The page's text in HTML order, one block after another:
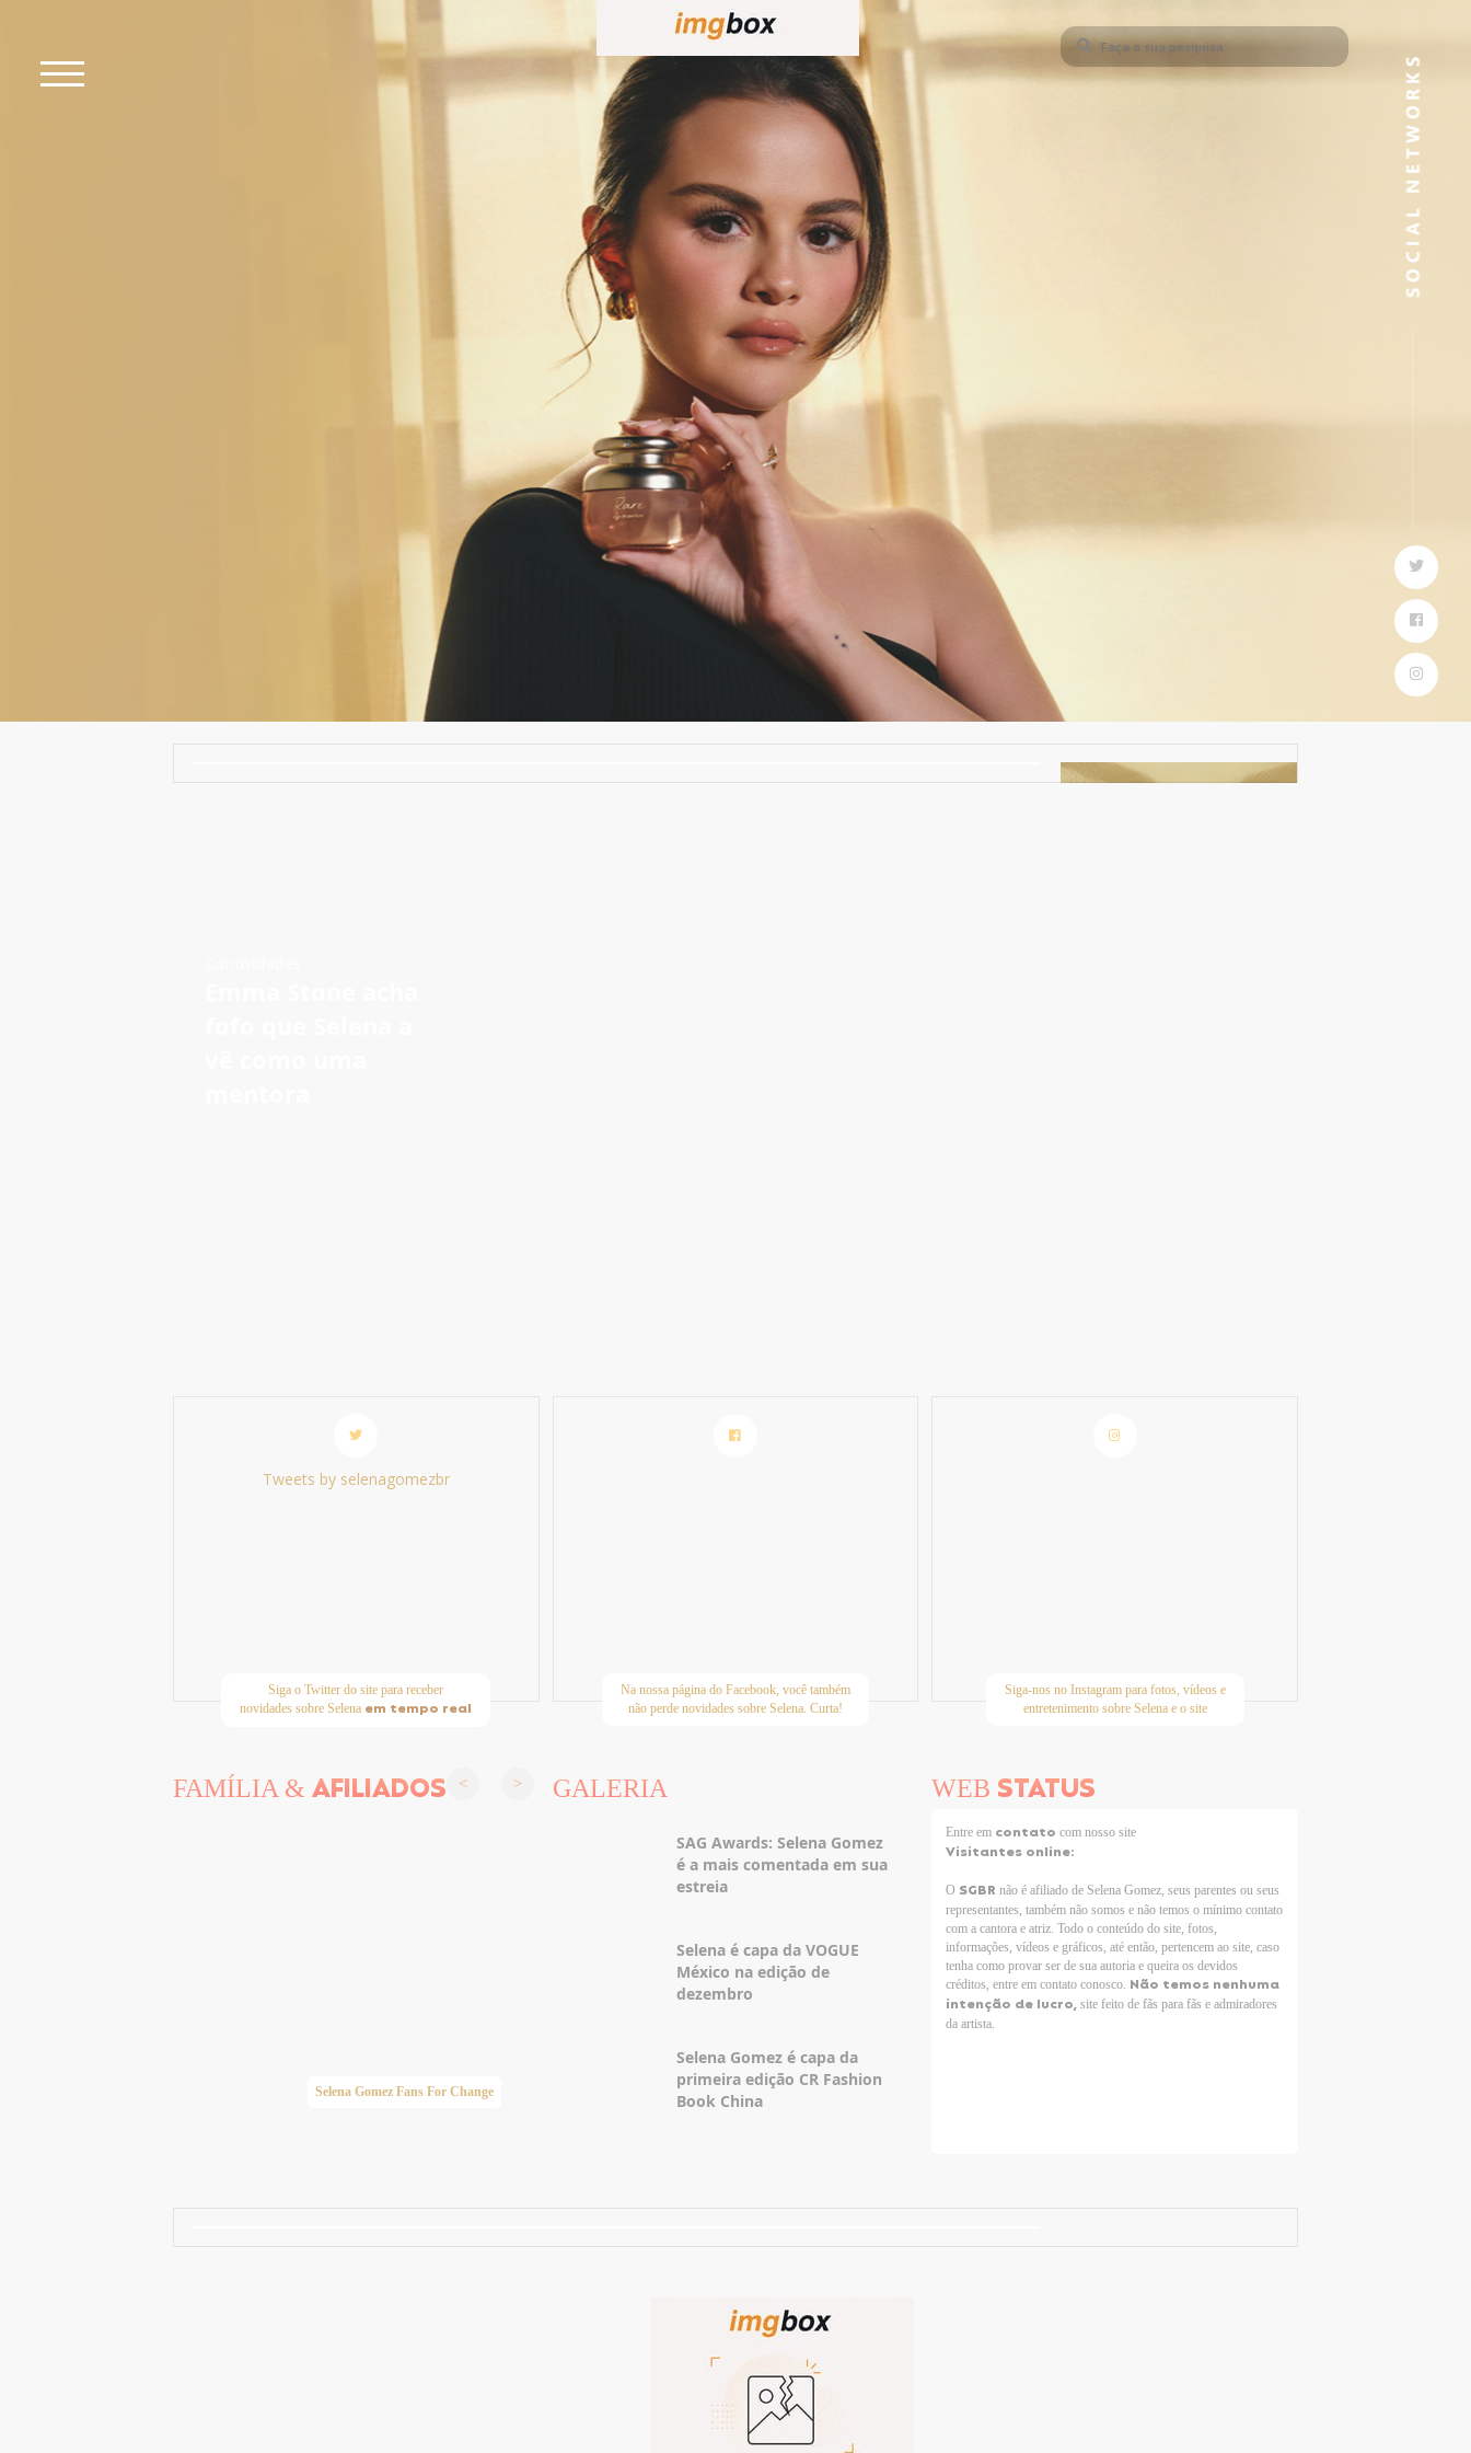
Tweets by selenagomezbr
Siga o Twitter do site para receber
novidades sobre Selena em tempo real
Na nossa página do Facebook, você também
não perde novidades sobre Selena. Curta!
Siga-nos no Instagram para fotos, vídeos e
entretenimento sobre Selena e o site
FAMÍLIA & AFILIADOS
Selena Gomez Fans For Change Taylor Swift Brasil
GALERIA
SAG Awards: Selena Gomez
é a mais comentada em sua
estreia
Selena é capa da VOGUE
México na edição de
dezembro
Selena Gomez é capa da
primeira edição CR Fashion
Book China
WEB STATUS
Entre em contatocom nosso site
Visitantes online:
O SGBR não é afiliado de Selena Gomez, seus parentes ou seus
representantes, também não somos e não temos o mínimo contato
com a cantora e atriz. Todo o conteúdo do site, fotos,
informações, vídeos e gráficos, até então, pertencem ao site, caso
tenha como provar ser de sua autoria e queira os devidos
créditos, entre em contato conosco. Não temos nenhuma
intenção de lucro,site feito de fãs para fãs e admiradores
da artista.